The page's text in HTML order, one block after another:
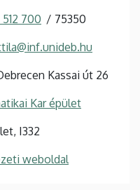
700 75350
Kassai út 26
Kar épület
I332
weboldal